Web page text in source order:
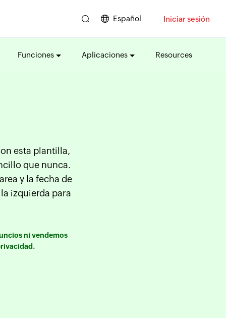
Español Iniciar sesión
Funciones Aplicaciones Resources
esta plantilla,
que nunca.
y la fecha de
izquierda para
ni vendemos